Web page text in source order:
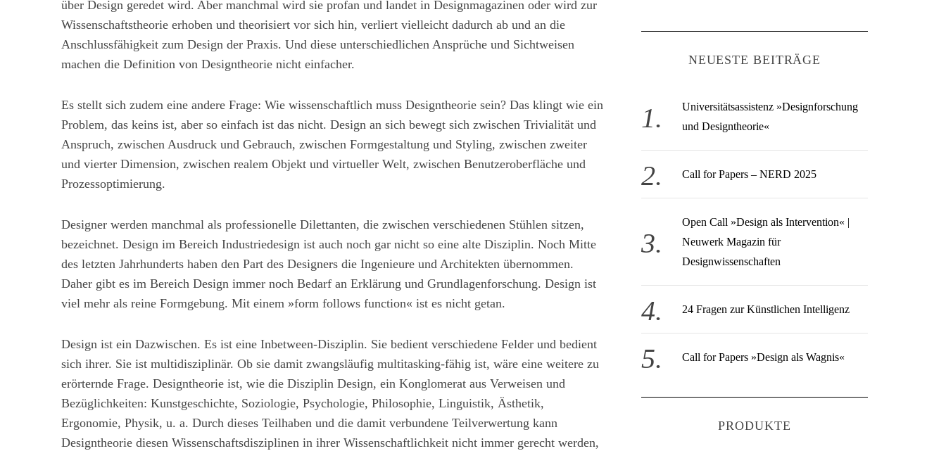
über Design geredet wird. Aber manchmal wird sie profan und landet in Designmagazinen oder wird zur
Wissenschaftstheorie erhoben und theorisiert vor sich hin, verliert vielleicht dadurch ab und an die
Anschlussfähigkeit zum Design der Praxis. Und diese unterschiedlichen Ansprüche und Sichtweisen
machen die Definition von Designtheorie nicht einfacher.
Es stellt sich zudem eine andere Frage: Wie wissenschaftlich muss Designtheorie sein? Das klingt wie ein
Problem, das keins ist, aber so einfach ist das nicht. Design an sich bewegt sich zwischen Trivialität und
Anspruch, zwischen Ausdruck und Gebrauch, zwischen Formgestaltung und Styling, zwischen zweiter
und vierter Dimension, zwischen realem Objekt und virtueller Welt, zwischen Benutzeroberfläche und
Prozessoptimierung.
Designer werden manchmal als professionelle Dilettanten, die zwischen verschiedenen Stühlen sitzen,
bezeichnet. Design im Bereich Industriedesign ist auch noch gar nicht so eine alte Disziplin. Noch Mitte
des letzten Jahrhunderts haben den Part des Designers die Ingenieure und Architekten übernommen.
Daher gibt es im Bereich Design immer noch Bedarf an Erklärung und Grundlagenforschung. Design ist
viel mehr als reine Formgebung. Mit einem »form follows function« ist es nicht getan.
Design ist ein Dazwischen. Es ist eine Inbetween-Disziplin. Sie bedient verschiedene Felder und bedient
sich ihrer. Sie ist multidisziplinär. Ob sie damit zwangsläufig multitasking-fähig ist, wäre eine weitere zu
erörternde Frage. Designtheorie ist, wie die Disziplin Design, ein Konglomerat aus Verweisen und
Bezüglichkeiten: Kunstgeschichte, Soziologie, Psychologie, Philosophie, Linguistik, Ästhetik,
Ergonomie, Physik, u. a. Durch dieses Teilhaben und die damit verbundene Teilverwertung kann
Designtheorie diesen Wissenschaftsdisziplinen in ihrer Wissenschaftlichkeit nicht immer gerecht werden,
NEUESTE BEITRÄGE
Universitätsassistenz »Designforschung
und Designtheorie«
Call for Papers – NERD 2025
Open Call » Design als Intervention« |
Neuwerk Magazin für
Designwissenschaften
24 Fragen zur Künstlichen Intelligenz
Call for Papers »Design als Wagnis«
PRODUKTE